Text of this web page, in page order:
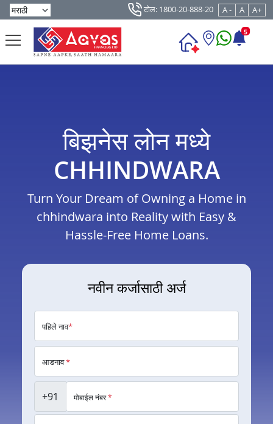
टोल: 1800-20-888-20 A - A A+
5
बिझनेस लोन मध्ये
CHHINDWARA
Turn Your Dream of Owning a Home in
chhindwara into Reality with Easy &
Hassle-Free Home Loans.
नवीन कर्जासाठी अर्ज
पहिले नाव*
आडनाव*
+91 मोबाईल नंबर*